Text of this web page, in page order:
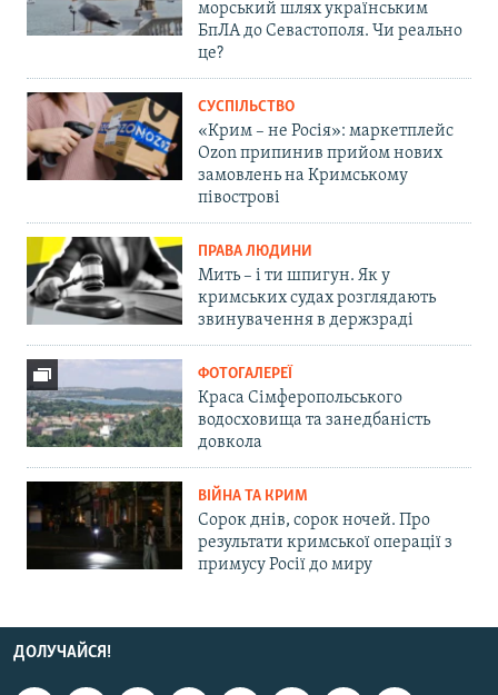
морський шлях українським
БпЛА до Севастополя. Чи реально
це?
СУСПІЛЬСТВО
«Крим – не Росія»: маркетплейс
Ozon припинив прийом нових
замовлень на Кримському
півострові
ПРАВА ЛЮДИНИ
Мить – і ти шпигун. Як у
кримських судах розглядають
звинувачення в держзраді
ФОТОГАЛЕРЕЇ
Краса Сімферопольського
водосховища та занедбаність
довкола
ВІЙНА ТА КРИМ
Сорок днів, сорок ночей. Про
результати кримської операції з
примусу Росії до миру
ДОЛУЧАЙСЯ!